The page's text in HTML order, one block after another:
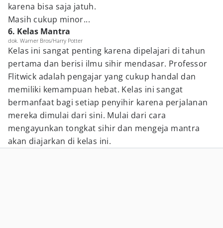
karena bisa saja jatuh.
Masih cukup minor...
6. Kelas Mantra
dok. Warner Bros/Harry Potter
Kelas ini sangat penting karena dipelajari di tahun
pertama dan berisi ilmu sihir mendasar. Professor
Flitwick adalah pengajar yang cukup handal dan
memiliki kemampuan hebat. Kelas ini sangat
bermanfaat bagi setiap penyihir karena perjalanan
mereka dimulai dari sini. Mulai dari cara
mengayunkan tongkat sihir dan mengeja mantra
akan diajarkan di kelas ini.